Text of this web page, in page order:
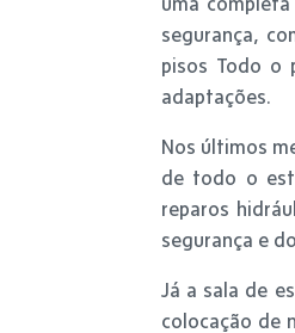
segurança,
pisos Todo o
adaptações.
Nos últimos
de todo o
reparos
segurança e
Já a sala de
colocação de